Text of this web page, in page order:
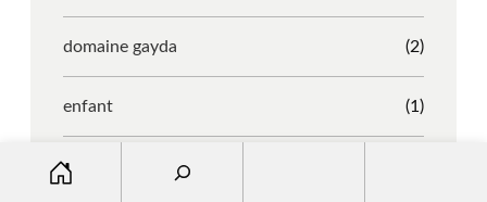
domaine gayda (2)
enfant (1)
entreprise